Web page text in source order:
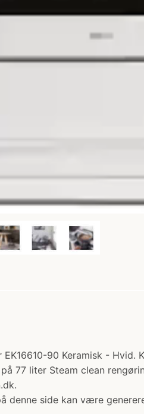
EK16610-90 Keramisk -
77 liter Steam clean
denne side kan være